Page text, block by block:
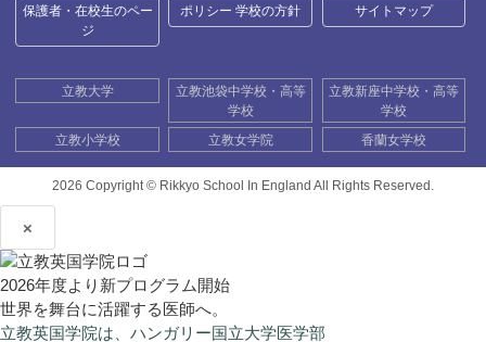
保護者・在校生のペー
ジ
ポリシー 学校の方針 サイトマップ
立教大学
立教池袋中学校・高等
学校
立教新座中学校・高等
学校
立教小学校
立教女学院 香蘭女学校
2026 Copyright © Rikkyo School In England All Rights Reserved.
×
2026年度より新プログラム開始
世界を舞台に活躍する医師へ。
立教英国学院は、ハンガリー国立大学医学部